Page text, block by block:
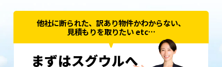
他社に断られた、訳あり物件かわからない、
見積もりを取りたい etc…
まずはスグウルへ